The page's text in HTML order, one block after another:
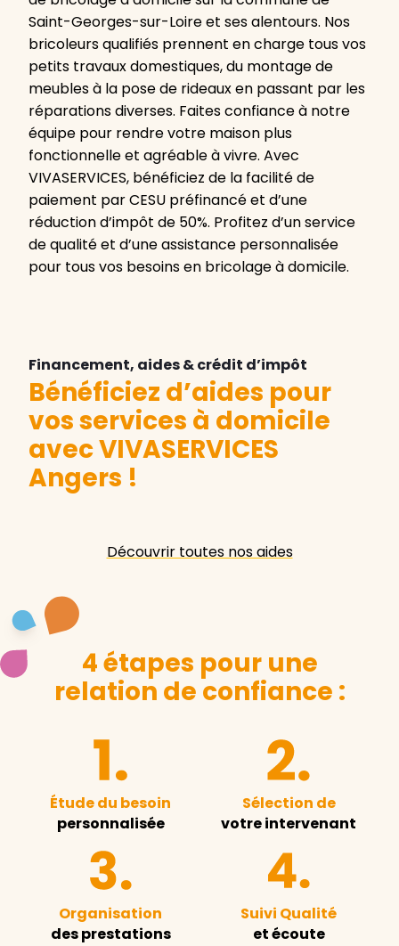
Saint-Georges-sur-Loire et ses alentours. Nos
bricoleurs qualifiés prennent en charge tous vos
petits travaux domestiques, du montage de
meubles à la pose de rideaux en passant par les
réparations diverses. Faites confiance à notre
équipe pour rendre votre maison plus
fonctionnelle et agréable à vivre. Avec
VIVASERVICES, bénéficiez de la facilité de
paiement par CESU préfinancé et d’une
réduction d’impôt de 50%. Profitez d’un service
de qualité et d’une assistance personnalisée
pour tous vos besoins en bricolage à domicile.
Financement, aides & crédit d’impôt
Bénéficiez d’aides pour
vos services à domicile
avec VIVASERVICES
Angers !
Découvrir toutes nos aides
4 étapes pour une
relation de confiance :
Étude du besoin
personnalisée
Sélection de
votre intervenant
Organisation
des prestations
Suivi Qualité
et écoute